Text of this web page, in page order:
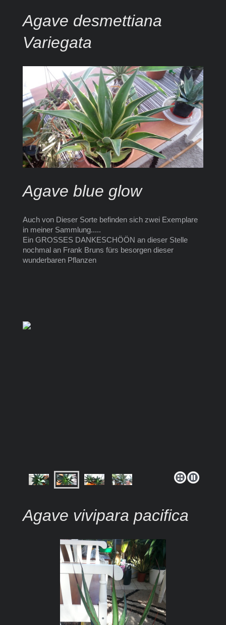
Agave desmettiana
Variegata
Agave blue glow
Auch von Dieser Sorte befinden sich zwei Exemplare
in meiner Sammlung.....
Ein GROSSES DANKESCHÖÖN an dieser Stelle
nochmal an Frank Bruns fürs besorgen dieser
wunderbaren Pflanzen
Agave vivipara pacifica